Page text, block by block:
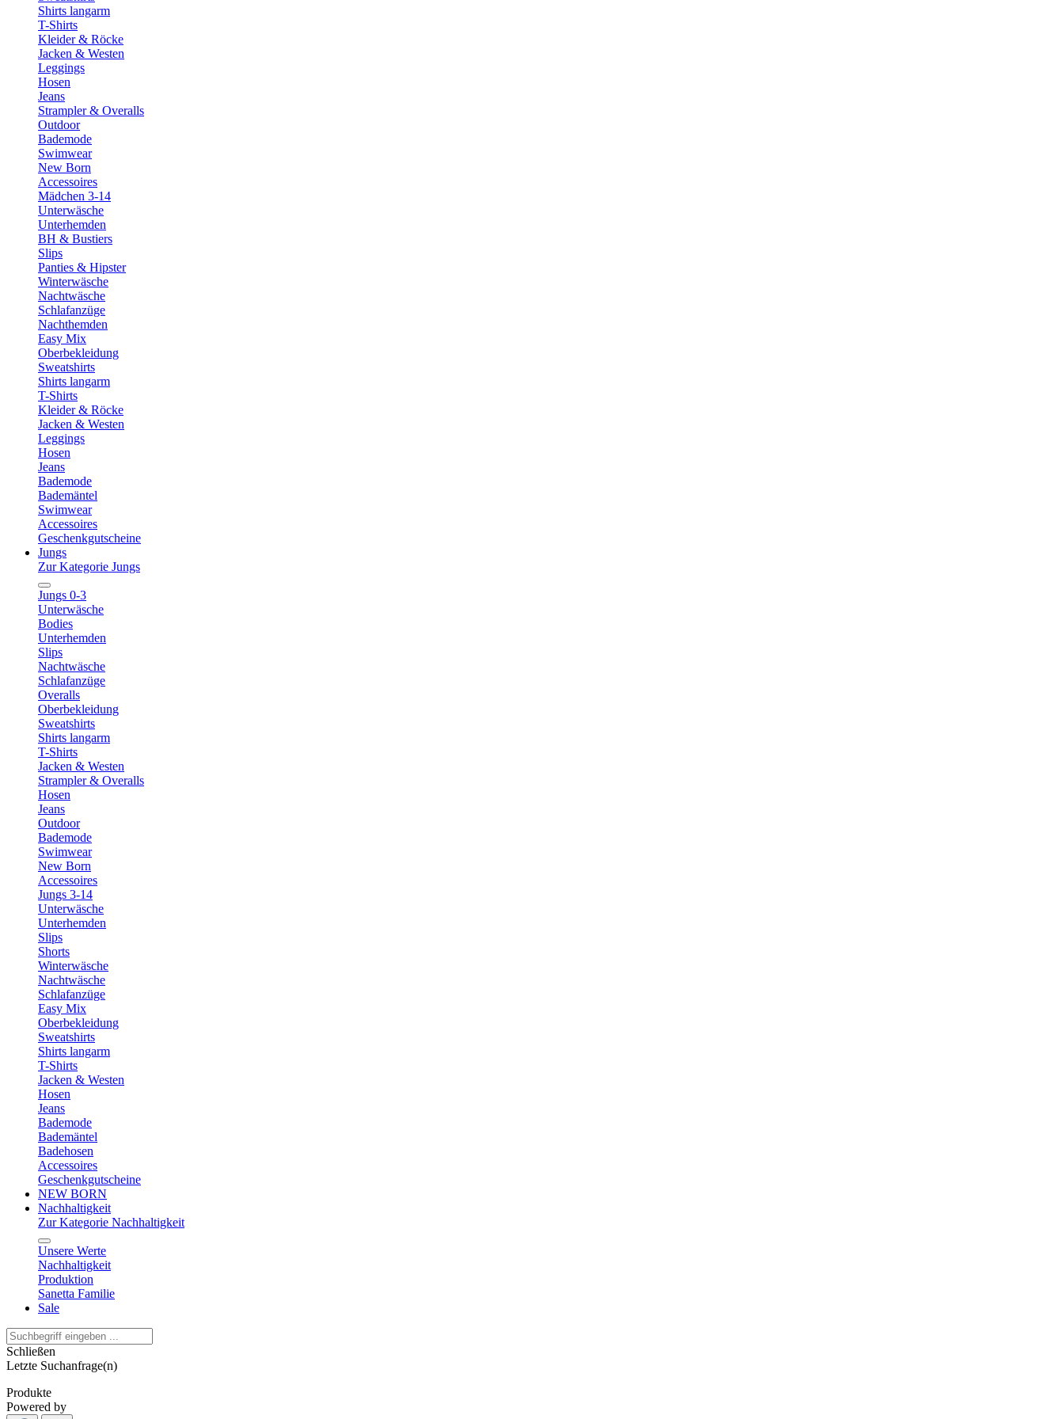
Shirts langarm
T-Shirts
Kleider & Röcke
Jacken & Westen
Leggings
Hosen
Jeans
Strampler & Overalls
Outdoor
Bademode
Swimwear
New Born
Accessoires
Mädchen 3-14
Unterwäsche
Unterhemden
BH & Bustiers
Slips
Panties & Hipster
Winterwäsche
Nachtwäsche
Schlafanzüge
Nachthemden
Easy Mix
Oberbekleidung
Sweatshirts
Shirts langarm
T-Shirts
Kleider & Röcke
Jacken & Westen
Leggings
Hosen
Jeans
Bademode
Bademäntel
Swimwear
Accessoires
Geschenkgutscheine
Jungs
Zur Kategorie Jungs
Jungs 0-3
Unterwäsche
Bodies
Unterhemden
Slips
Nachtwäsche
Schlafanzüge
Overalls
Oberbekleidung
Sweatshirts
Shirts langarm
T-Shirts
Jacken & Westen
Strampler & Overalls
Hosen
Jeans
Outdoor
Bademode
Swimwear
New Born
Accessoires
Jungs 3-14
Unterwäsche
Unterhemden
Slips
Shorts
Winterwäsche
Nachtwäsche
Schlafanzüge
Easy Mix
Oberbekleidung
Sweatshirts
Shirts langarm
T-Shirts
Jacken & Westen
Hosen
Jeans
Bademode
Bademäntel
Badehosen
Accessoires
Geschenkgutscheine
NEW BORN
Nachhaltigkeit
Zur Kategorie Nachhaltigkeit
Unsere Werte
Nachhaltigkeit
Produktion
Sanetta Familie
Sale
Schließen
Letzte Suchanfrage(n)
Produkte
Powered by